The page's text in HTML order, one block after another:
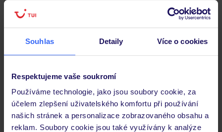
Souhlas Detaily Více o cookies
Respektujeme vaše soukromí
Používáme technologie, jako jsou soubory cookie, za
účelem zlepšení uživatelského komfortu při používání
našich stránek a personalizace zobrazovaného obsahu a
reklam. Soubory cookie jsou také využívány k analýze
Stravování
Důležité informace
Často kladené otázky
Jaké doklady jsou potřebné při cestování?
Budeme ubytováni ihned po příjezdu do hotelu?
Kam jít po přistání a vyzvednutí zavazadel?